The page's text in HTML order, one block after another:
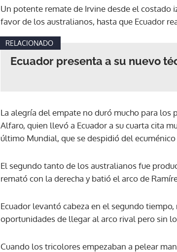
Un potente remate de Irvine desde el costado
favor de los australianos, hasta que Ecuador
RELACIONADO
Ecuador presenta a su nuevo
La alegría del empate no duró mucho para
Alfaro, quien llevó a Ecuador a su cuarta cita
último Mundial, que se despidió del ecuménico
El segundo tanto de los australianos fue
remató con la derecha y batió el arco de
Ecuador levantó cabeza en el segundo
oportunidades de llegar al arco rival pero sin
Cuando los tricolores empezaban a pelear